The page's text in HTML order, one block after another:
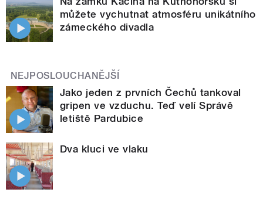
můžete vychutnat atmosféru unikátního
zámeckého divadla
NEJPOSLOUCHANĚJŠÍ
Jako jeden z prvních Čechů tankoval
gripen ve vzduchu. Teď velí Správě
letiště Pardubice
Dva kluci ve vlaku